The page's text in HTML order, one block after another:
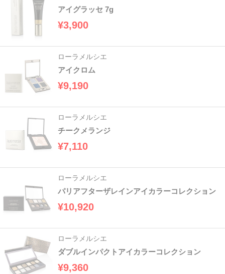
アイグラッセ 7g
¥3,900
ローラメルシエ
アイクロム
¥9,190
ローラメルシエ
チークメランジ
¥7,110
ローラメルシエ
パリアフターザレインアイカラーコレクション
¥10,920
ローラメルシエ
ダブルインパクトアイカラーコレクション
¥9,360